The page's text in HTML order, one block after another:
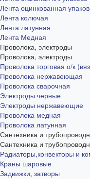
Лента оцинкованная
Лента колючая
Лента латунная
Лента Медная
Проволока, электроды
Проволока, электроды
Проволока торговая о/к
Проволока нержавеющая
Проволока сварочная
Электроды черные
Электроды нержавеющие
Проволока медная
Проволока латунная
Сантехника и
Сантехника и
Радиаторы,конвекторы и
Краны шаровые
Задвижки, затворы